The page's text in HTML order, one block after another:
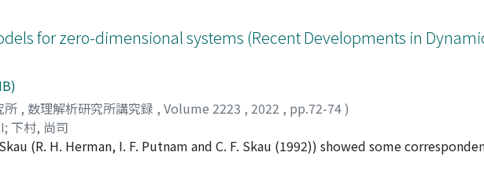
for zero-dimensional systems (Recent Developments in
所 , 数理解析研究所講究録 , Volume 2223 , 2022 , pp.72-74)
; 下村, 尚司
(R. H. Herman, I. F. Putnam and C. F. Skau (1992)) showed some
classes of essentially minimal compact zero-dimensional systems (χ, φ, y)